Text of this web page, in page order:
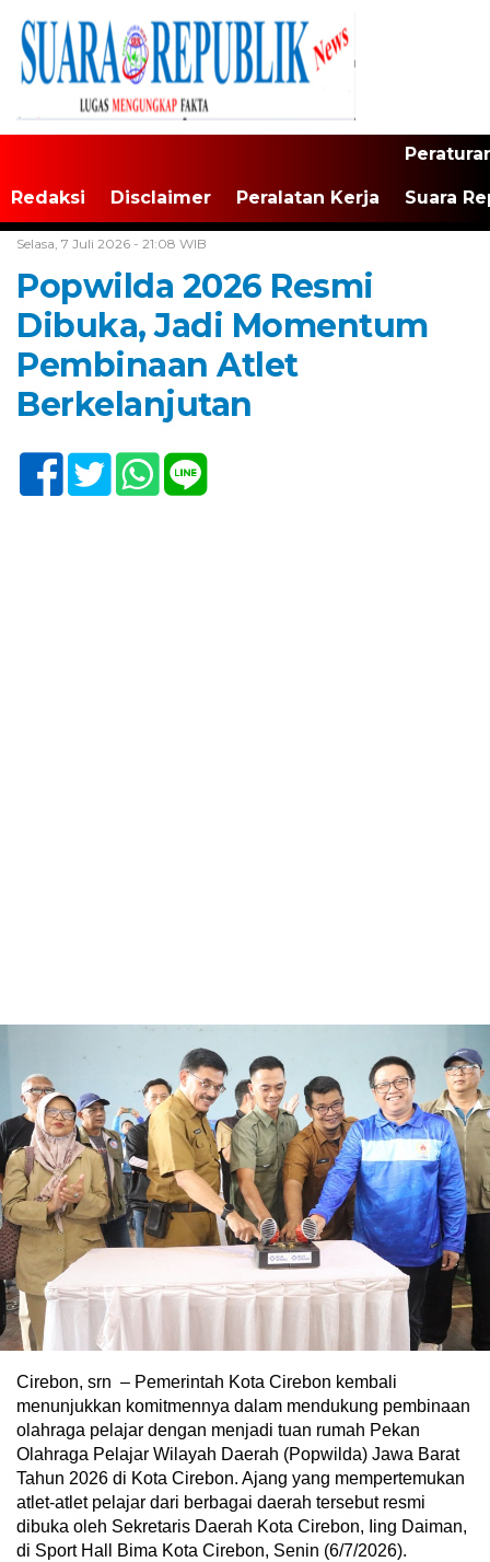
Redaksi Disclaimer Peralatan Kerja Suara
Selasa, 7 Juli 2026 - 21:08 WIB
Popwilda 2026 Resmi
Dibuka, Jadi Momentum
Pembinaan Atlet
Berkelanjutan
Cirebon, srn – Pemerintah Kota Cirebon kembali
menunjukkan komitmennya dalam mendukung pembinaan
olahraga pelajar dengan menjadi tuan rumah Pekan
Olahraga Pelajar Wilayah Daerah (Popwilda) Jawa Barat
Tahun 2026 di Kota Cirebon. Ajang yang mempertemukan
atlet-atlet pelajar dari berbagai daerah tersebut resmi
dibuka oleh Sekretaris Daerah Kota Cirebon, Iing Daiman,
di Sport Hall Bima Kota Cirebon, Senin (6/7/2026).